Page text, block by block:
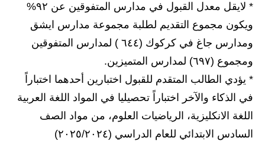
المرحلة الاعدادية
مرشحات
المرحلة الابتدائية
المرحلة المتوسطة
المرحلة الاعدادية
* لايقل معدل القبول في مدارس المتفوقين عن ٩٢%
ويكون مجموع التقديم لطلبة مجموعة مدارس ايشق
ومدارس جاغ في كركوك (٦٤٤ ) لمدارس المتفوقين
ومجموع (٦٩٧) لمدارس المتميزين.
* يؤدي الطالب المتقدم للقبول اختبارين أحدهما اختباراً
في الذكاء والآخر اختباراً تحصيليا في المواد اللغة العربية
اللغة الانكليزية، الرياضيات العلوم، من مواد الصف
السادس الابتدائي للعام الدراسي (٢٠٢٥/٢٠٢٤)